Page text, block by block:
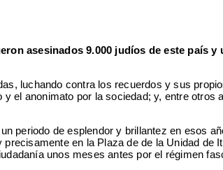
asesinados 9.000 judíos de este país y
luchando contra los recuerdos y sus
el anonimato por la sociedad; y, entre otros
periodo de esplendor y brillantez en esos
en la Plaza de de la Unidad de
unos meses antes por el régimen